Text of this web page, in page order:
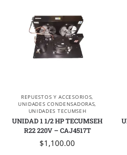
REPUESTOS Y ACCESORIOS,
UNIDADES CONDENSADORAS,
UNIDADES TECUMSEH
UNIDAD 1 1/2 HP TECUMSEH
R22 220V – CAJ4517T
$1,100.00